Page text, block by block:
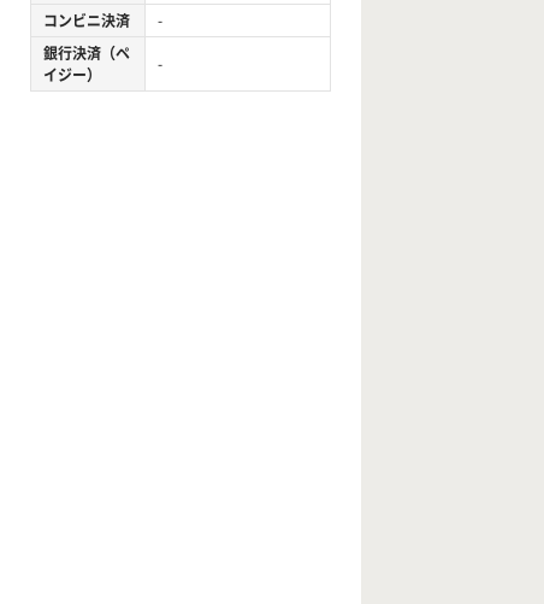
コンビニ決済
-
銀行決済（ペ
イジー）
-